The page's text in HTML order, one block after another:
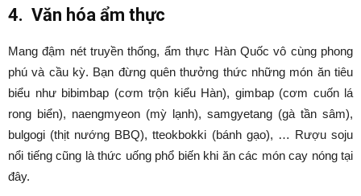
4. Văn hóa ẩm thực
Mang đậm nét truyền thống, ẩm thực Hàn Quốc vô cùng phong
phú và cầu kỳ. Bạn đừng quên thưởng thức những món ăn tiêu
biểu như bibimbap (cơm trộn kiểu Hàn), gimbap (cơm cuốn lá
rong biển), naengmyeon (mỳ lạnh), samgyetang (gà tần sâm),
bulgogi (thịt nướng BBQ), tteokbokki (bánh gạo), … Rượu soju
nổi tiếng cũng là thức uống phổ biến khi ăn các món cay nóng tại
đây.